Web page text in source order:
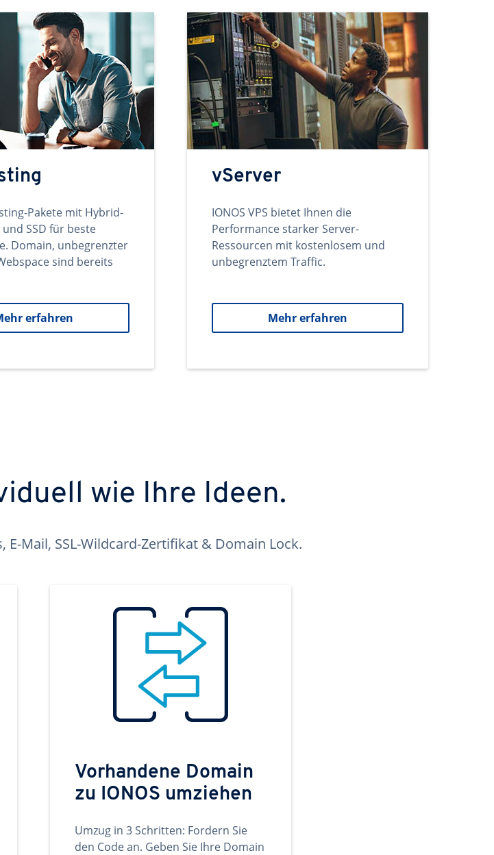
Pakete mit Hybrid-
SSD für beste
Domain, unbegrenzter
sind bereits
erfahren
vServer
IONOS VPS bietet Ihnen die
Performance starker Server-
Ressourcen mit kostenlosem und
unbegrenztem Traffic.
Mehr erfahren
wie Ihre Ideen.
Mail, SSL-Wildcard-Zertifikat & Domain Lock.
Vorhandene Domain
zu IONOS umziehen
Umzug in 3 Schritten: Fordern Sie
den Code an. Geben Sie Ihre Domain